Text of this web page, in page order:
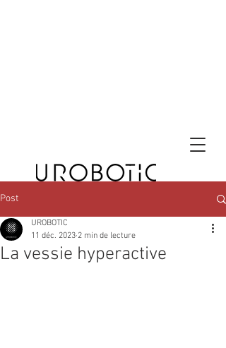
Post
La vessie hyperactive
UROBOTIC
11 déc. 2023 2 min de lecture